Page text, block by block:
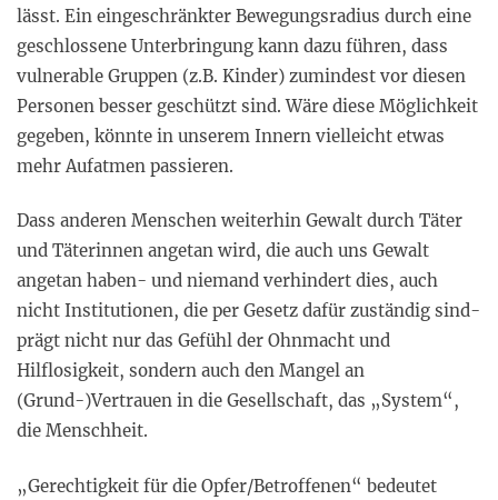
lässt. Ein eingeschränkter Bewegungsradius durch eine
geschlossene Unterbringung kann dazu führen, dass
vulnerable Gruppen (z.B. Kinder) zumindest vor diesen
Personen besser geschützt sind. Wäre diese Möglichkeit
gegeben, könnte in unserem Innern vielleicht etwas
mehr Aufatmen passieren.
Dass anderen Menschen weiterhin Gewalt durch Täter
und Täterinnen angetan wird, die auch uns Gewalt
angetan haben- und niemand verhindert dies, auch
nicht Institutionen, die per Gesetz dafür zuständig sind-
prägt nicht nur das Gefühl der Ohnmacht und
Hilflosigkeit, sondern auch den Mangel an
(Grund-)Vertrauen in die Gesellschaft, das „System“,
die Menschheit.
„Gerechtigkeit für die Opfer/Betroffenen“ bedeutet